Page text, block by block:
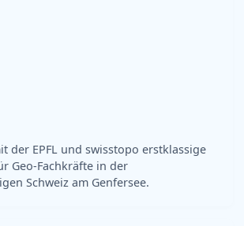
der EPFL und swisstopo erstklassige
Geo-Fachkräfte in der
Schweiz am Genfersee.